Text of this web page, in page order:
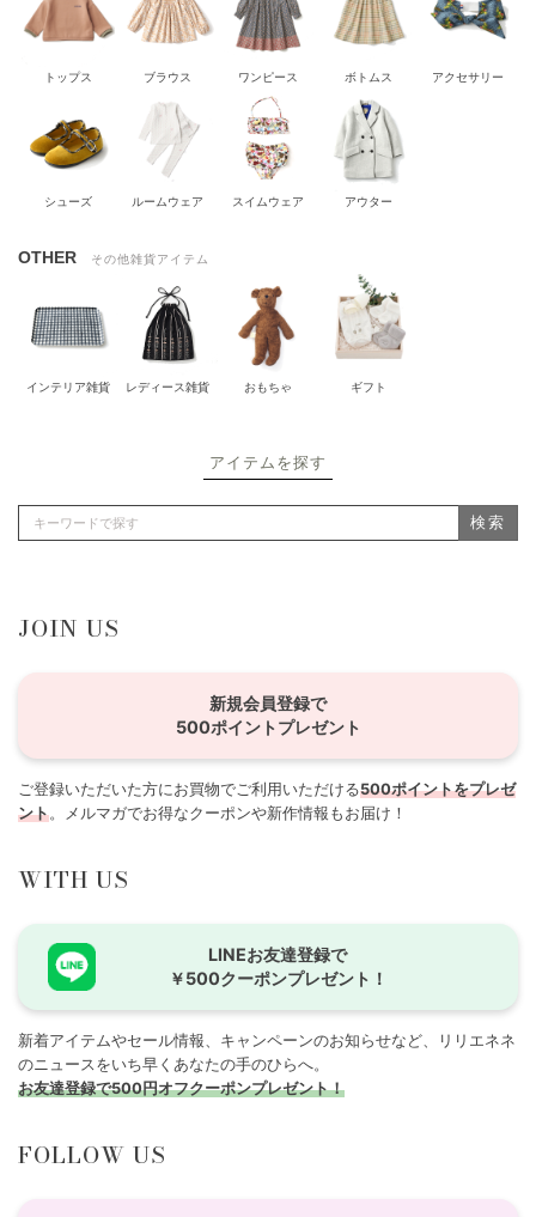
トップス ブラウス ワンピース ボトムス アクセサリー
シューズ ルームウェア スイムウェア アウター
OTHER その他雑貨アイテム
インテリア雑貨 レディース雑貨 おもちゃ ギフト
アイテムを探す
検索
JOIN US
新規会員登録で
500ポイントプレゼント
ご登録いただいた方にお買物でご利用いただける500ポイントをプレゼ
ント。メルマガでお得なクーポンや新作情報もお届け！
WITH US
LINEお友達登録で
￥500クーポンプレゼント！
新着アイテムやセール情報、キャンペーンのお知らせなど、リリエネネ
のニュースをいち早くあなたの手のひらへ。
お友達登録で500円オフクーポンプレゼント！
FOLLOW US